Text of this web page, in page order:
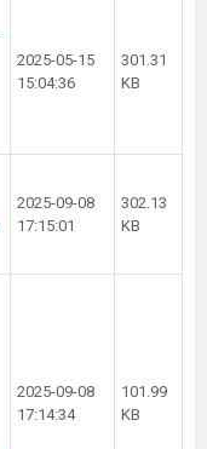
2025-05-15
15:04:36
301.31
KB
2025-09-08
17:15:01
302.13
KB
2025-09-08
17:14:34
101.99
KB